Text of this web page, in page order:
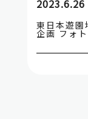
2023.6.26
東日本遊園
企画 フォ